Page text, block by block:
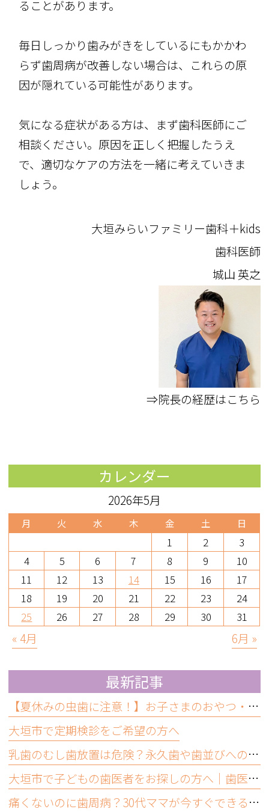
ることがあります。
毎日しっかり歯みがきをしているにもかかわ
らず歯周病が改善しない場合は、これらの原
因が隠れている可能性があります。
気になる症状がある方は、まず歯科医師にご
相談ください。原因を正しく把握したうえ
で、適切なケアの方法を一緒に考えていきま
しょう。​​​​​​​​​​​​​​​​
大垣みらいファミリー歯科＋kids
歯科医師
城山 英之
⇒院長の経歴はこちら
カレンダー
2026年5月
月 火 水 木 金 土 日
1 2
3
4
5 6 7 8 9
10
11
12 13 14 15 16
17
18
19 20 21 22 23
24
25
26 27 28 29 30 31
« 4月 6月 »
最新記事
【夏休みの虫歯に注意！】お子さまのおやつ・ジュースと虫歯予防について
大垣市で定期検診をご希望の方へ
乳歯のむし歯放置は危険？永久歯や歯並びへの影響と受診の目安
大垣市で子どもの歯医者をお探しの方へ｜歯医者嫌いにならないために大切なこと
痛くないのに歯周病？30代ママが今すぐできるセルフチェックと受診目安